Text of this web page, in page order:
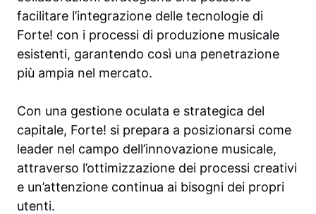
facilitare l’integrazione delle tecnologie di
Forte! con i processi di produzione musicale
esistenti, garantendo così una penetrazione
più ampia nel mercato.
Con una gestione oculata e strategica del
capitale, Forte! si prepara a posizionarsi come
leader nel campo dell’innovazione musicale,
attraverso l’ottimizzazione dei processi creativi
e un’attenzione continua ai bisogni dei propri
utenti.